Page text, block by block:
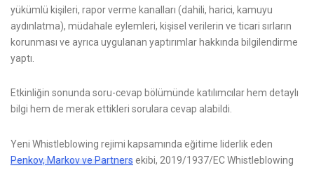
yükümlü kişileri, rapor verme kanalları (dahili, harici, kamuyu
aydınlatma), müdahale eylemleri, kişisel verilerin ve ticari sırların
korunması ve ayrıca uygulanan yaptırımlar hakkında bilgilendirme
yaptı.
Etkinliğin sonunda soru-cevap bölümünde katılımcılar hem detaylı
bilgi hem de merak ettikleri sorulara cevap alabildi.
Yeni Whistleblowing rejimi kapsamında eğitime liderlik eden
Penkov, Markov ve Partnersekibi, 2019/1937/EC Whistleblowing